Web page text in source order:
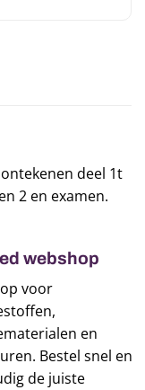
deel 1t
2 en examen.
webshop
voor
en
Bestel snel en
de juiste